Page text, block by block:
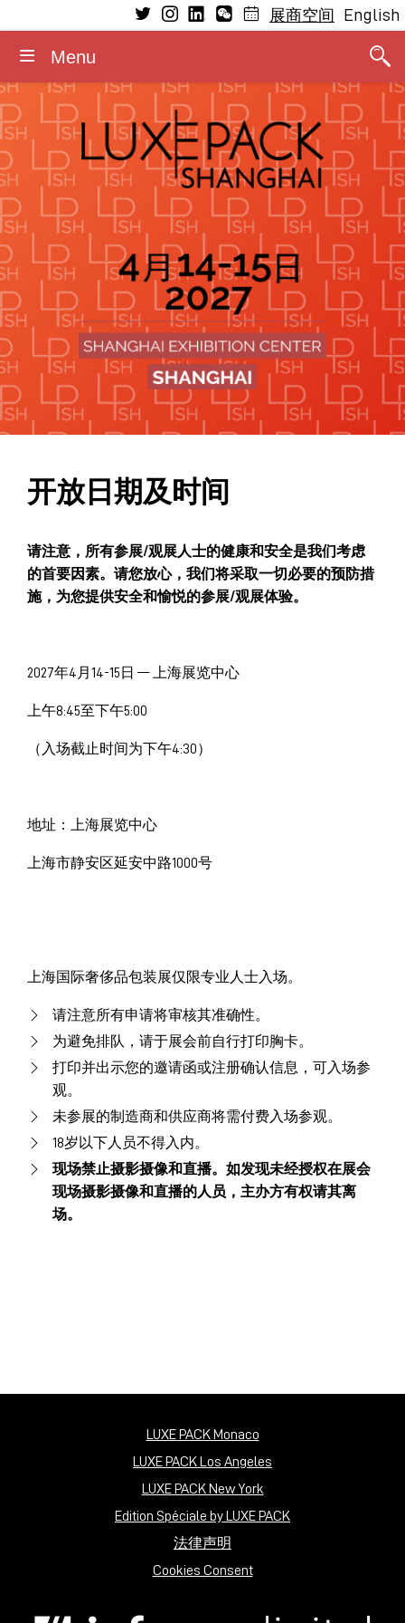
参观
展商
寻氛站
为何参观
敬请关注最新展会信息及亮点
参展
为何参展
寻氛站
展商类型
展位信息
了解 研讨会
研讨会日程
寻氛站工作坊
2026演讲嘉宾
奢侈品包装绿色革命大奖
2026顾问委员会
展中精彩活动
奢侈品包装可持续创新手册
媒体
新闻稿
2026媒体合作伙伴
照片/视频
展览标识/横幅标识
媒体合作
基本信息
开放日期及时间
入场规则
住宿
联系方式
展商空间 English
Menu
开放日期及时间
请注意，所有参展/观展人士的健康和安全是我们考虑
的首要因素。请您放心，我们将采取一切必要的预防措
施，为您提供安全和愉悦的参展/观展体验。
2027年4月14-15日 — 上海展览中心
上午8:45至下午5:00
（入场截止时间为下午4:30）
地址：上海展览中心
上海市静安区延安中路1000号
上海国际奢侈品包装展仅限专业人士入场。
请注意所有申请将审核其准确性。
为避免排队，请于展会前自行打印胸卡。
打印并出示您的邀请函或注册确认信息，可入场参
观。
未参展的制造商和供应商将需付费入场参观。
18岁以下人员不得入内。
现场禁止摄影摄像和直播。如发现未经授权在展会
现场摄影摄像和直播的人员，主办方有权请其离
场。
LUXE PACK Monaco
LUXE PACK Los Angeles
LUXE PACK New York
Edition Spéciale by LUXE PACK
法律声明
Cookies Consent